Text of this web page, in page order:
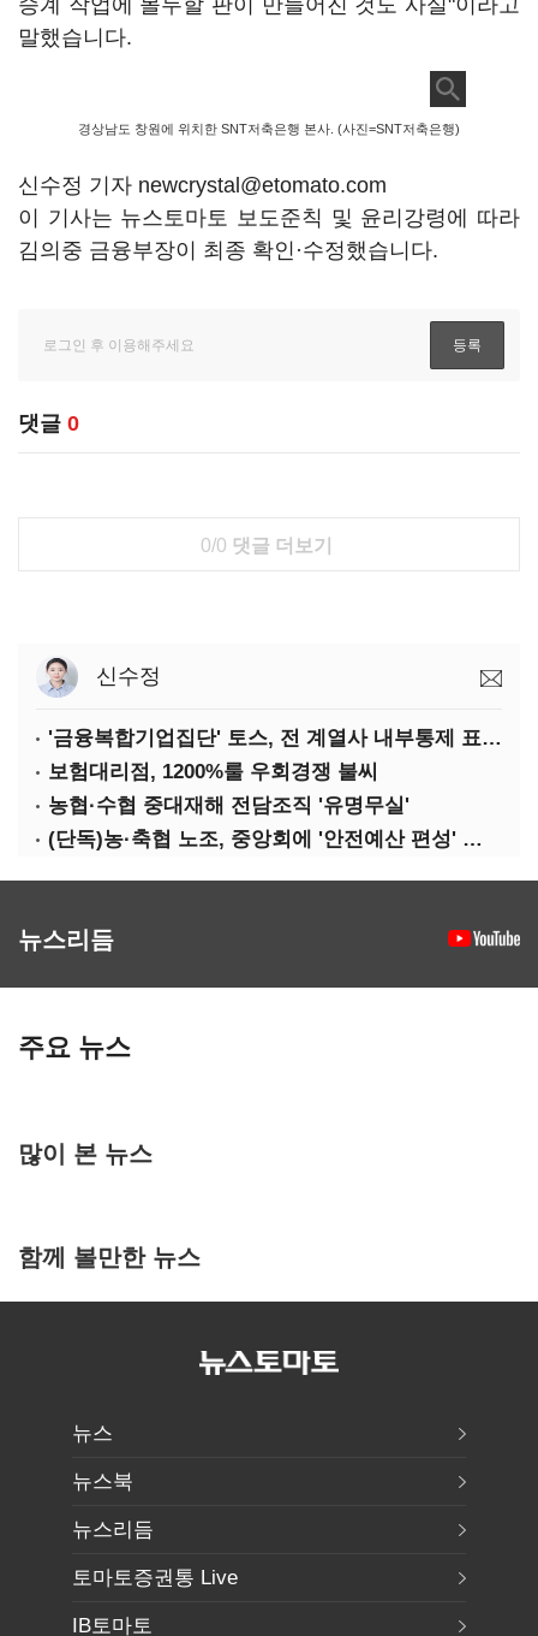
승계 작업에 몰두할 판이 만들어진 것도 사실"이라고
말했습니다.
경상남도 창원에 위치한 SNT저축은행 본사. (사진=SNT저축은행)
신수정 기자 newcrystal@etomato.com
이 기사는 뉴스토마토 보도준칙 및 윤리강령에 따라
김의중 금융부장이 최종 확인·수정했습니다.
댓글 0
0/0 댓글 더보기
신수정
'금융복합기업집단' 토스, 전 계열사 내부통제 표준화
보험대리점, 1200%룰 우회경쟁 불씨
농협·수협 중대재해 전담조직 '유명무실'
(단독)농·축협 노조, 중앙회에 '안전예산 편성' 요구
뉴스리듬
주요 뉴스
많이 본 뉴스
함께 볼만한 뉴스
뉴스
뉴스북
뉴스리듬
토마토증권통 Live
IB토마토